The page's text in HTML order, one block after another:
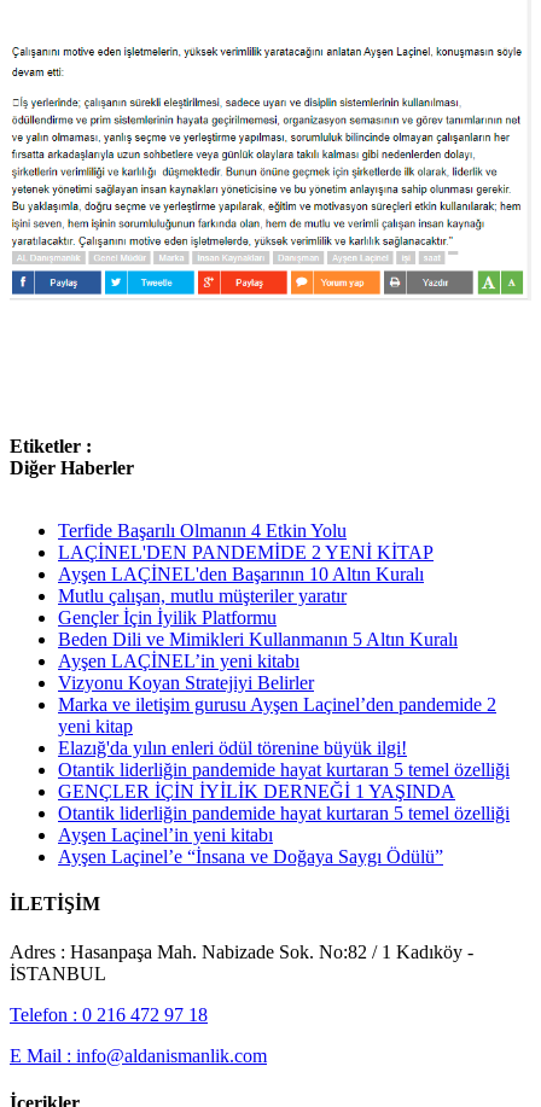
Etiketler :
Diğer Haberler
Terfide Başarılı Olmanın 4 Etkin Yolu
LAÇİNEL'DEN PANDEMİDE 2 YENİ KİTAP
Ayşen LAÇİNEL'den Başarının 10 Altın Kuralı
Mutlu çalışan, mutlu müşteriler yaratır
Gençler İçin İyilik Platformu
Beden Dili ve Mimikleri Kullanmanın 5 Altın Kuralı
Ayşen LAÇİNEL’in yeni kitabı
Vizyonu Koyan Stratejiyi Belirler
Marka ve iletişim gurusu Ayşen Laçinel’den pandemide 2
yeni kitap
Elazığ'da yılın enleri ödül törenine büyük ilgi!
Otantik liderliğin pandemide hayat kurtaran 5 temel özelliği
GENÇLER İÇİN İYİLİK DERNEĞİ 1 YAŞINDA
Otantik liderliğin pandemide hayat kurtaran 5 temel özelliği
Ayşen Laçinel’in yeni kitabı
Ayşen Laçinel’e “İnsana ve Doğaya Saygı Ödülü”
İLETİŞİM
Adres : Hasanpaşa Mah. Nabizade Sok. No:82 / 1 Kadıköy -
İSTANBUL
Telefon : 0 216 472 97 18
E Mail : info@aldanismanlik.com
İçerikler